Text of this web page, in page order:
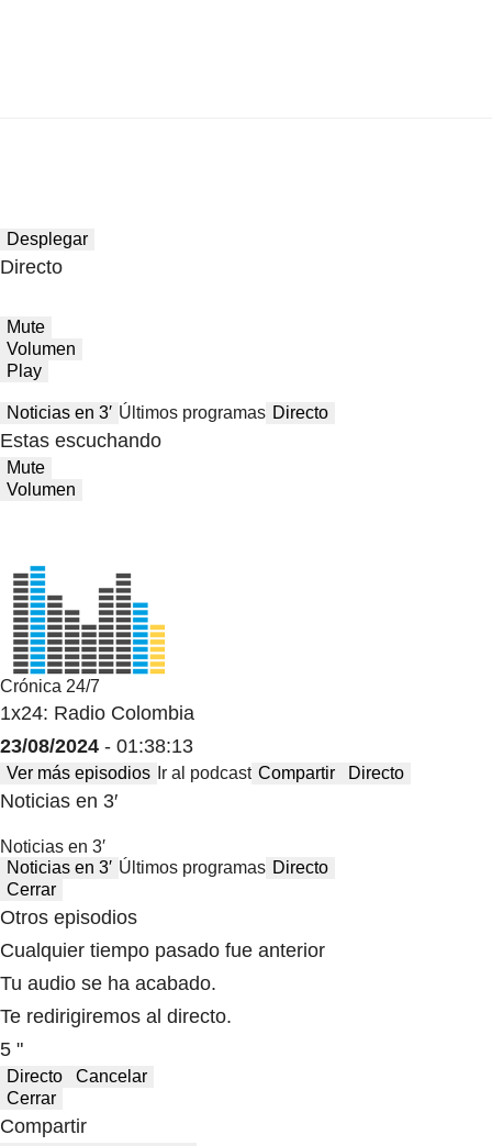
Desplegar
Directo
Mute
Volumen
Play
Noticias en 3′ Últimos programas Directo
Estas escuchando
Mute
Volumen
Crónica 24/7
1x24: Radio Colombia
23/08/2024 - 01:38:13
Ver más episodios Ir al podcast Compartir Directo
Noticias en 3′
Noticias en 3′
Noticias en 3′ Últimos programas Directo
Cerrar
Otros episodios
Cualquier tiempo pasado fue anterior
Tu audio se ha acabado.
Te redirigiremos al directo.
5 "
Directo
Cancelar
Cerrar
Compartir